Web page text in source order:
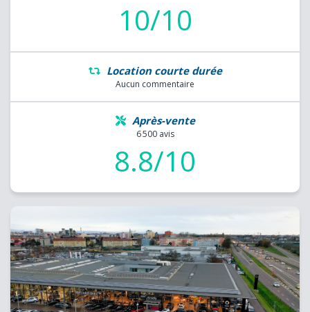
10/10
Location courte durée
Aucun commentaire
Après-vente
6 500 avis
8.8/10